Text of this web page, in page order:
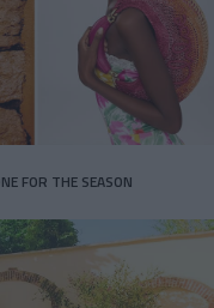
FOR THE SEASON